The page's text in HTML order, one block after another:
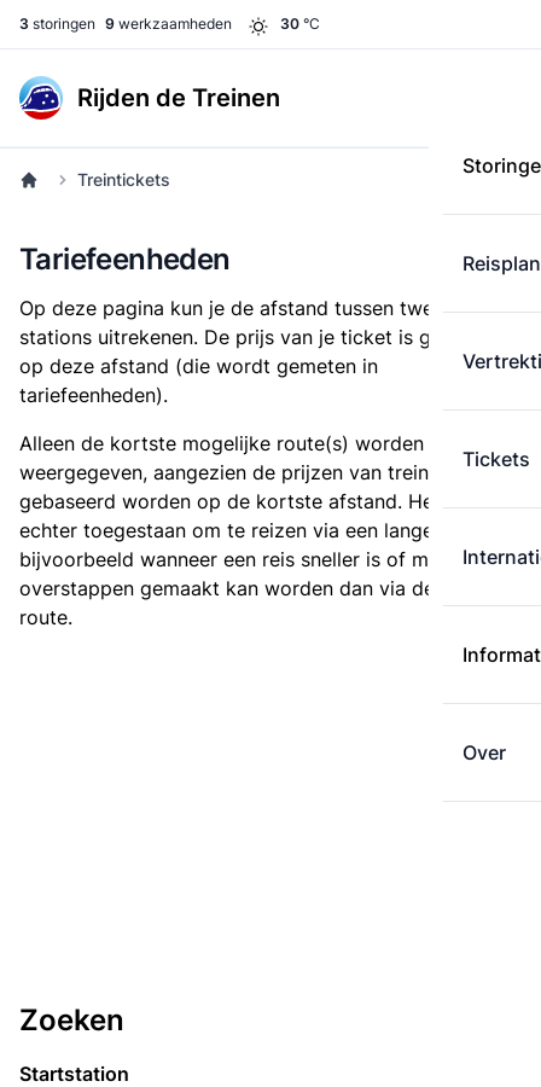
3 storingen 9 werkzaamheden 30 °C
Rijden de Treinen
Tickets
Over
Treintickets
Tariefeenheden
Op deze pagina kun je de afstand tussen twee
stations uitrekenen. De prijs van je ticket is gebaseerd
op deze afstand (die wordt gemeten in
tariefeenheden).
Alleen de kortste mogelijke route(s) worden
weergegeven, aangezien de prijzen van treintickets
gebaseerd worden op de kortste afstand. Het is
echter toegestaan om te reizen via een langere route,
bijvoorbeeld wanneer een reis sneller is of met minder
overstappen gemaakt kan worden dan via de kortste
route.
Zoeken
Startstation